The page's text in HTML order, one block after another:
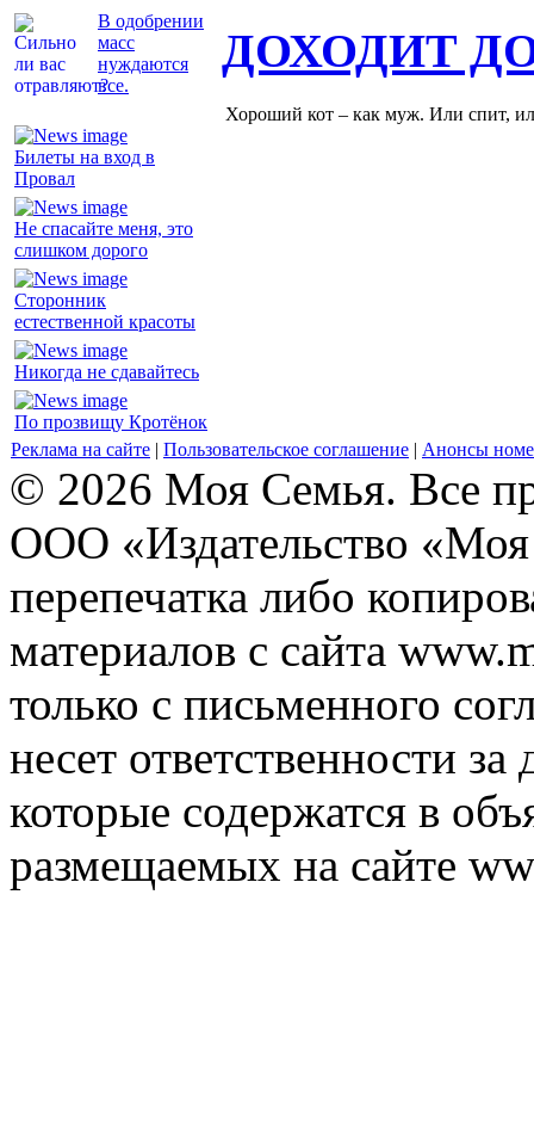
В одобрении
масс
нуждаются
все.
Билеты на вход в
Провал
Не спасайте меня, это
слишком дорого
Сторонник
естественной красоты
Никогда не сдавайтесь
По прозвищу Кротёнок
ДОХОДИТ
Хороший кот – как муж. Или спит,
Реклама на сайте | Пользовательское соглашение | Анонсы
© 2026 Моя Семья. Все
ООО «Издательство
перепечатка либо
материалов с сайта
только с письменного
несет ответственности
которые содержатся в
размещаемых на сайте